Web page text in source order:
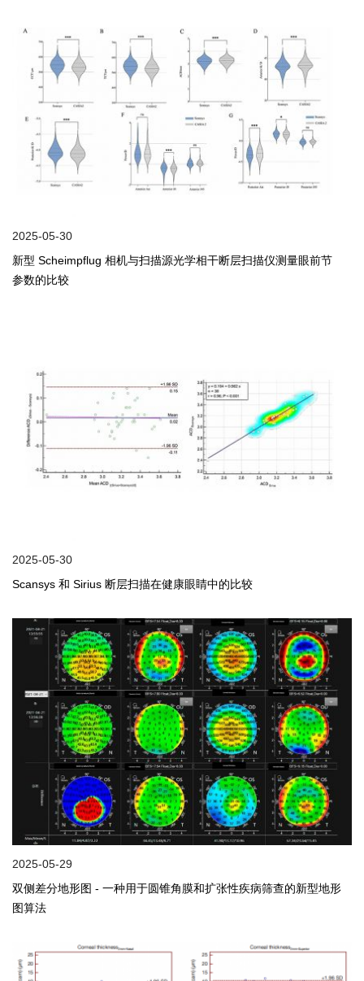
2025-05-30
新型 Scheimpflug 相机与扫描源光学相干断层扫描仪测量眼前节
参数的比较
2025-05-30
Scansys 和 Sirius 断层扫描在健康眼睛中的比较
2025-05-29
双侧差分地形图 - 一种用于圆锥角膜和扩张性疾病筛查的新型地形
图算法